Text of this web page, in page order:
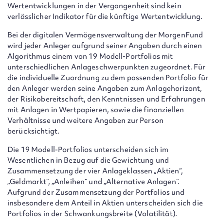
Wertentwicklungen in der Vergangenheit sind kein
verlässlicher Indikator für die künftige Wertentwicklung.
Bei der digitalen Vermögensverwaltung der MorgenFund
wird jeder Anleger aufgrund seiner Angaben durch einen
Algorithmus einem von 19 Modell-Portfolios mit
unterschiedlichen Anlageschwerpunkten zugeordnet. Für
die individuelle Zuordnung zu dem passenden Portfolio für
den Anleger werden seine Angaben zum Anlagehorizont,
der Risikobereitschaft, den Kenntnissen und Erfahrungen
mit Anlagen in Wertpapieren, sowie die finanziellen
Verhältnisse und weitere Angaben zur Person
berücksichtigt.
Die 19 Modell-Portfolios unterscheiden sich im
Wesentlichen in Bezug auf die Gewichtung und
Zusammensetzung der vier Anlageklassen „Aktien“,
„Geldmarkt“, „Anleihen“ und „Alternative Anlagen“.
Aufgrund der Zusammensetzung der Portfolios und
insbesondere dem Anteil in Aktien unterscheiden sich die
Portfolios in der Schwankungsbreite (Volatilität).